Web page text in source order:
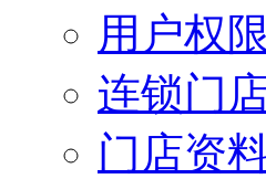
用户权
连锁门
门店资